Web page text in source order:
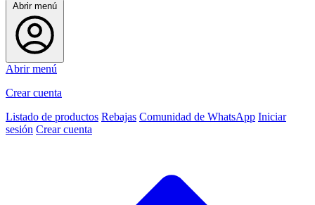
Abrir menú
Abrir menú
Crear cuenta
Listado de productos Rebajas Comunidad de WhatsApp Iniciar
sesión Crear cuenta